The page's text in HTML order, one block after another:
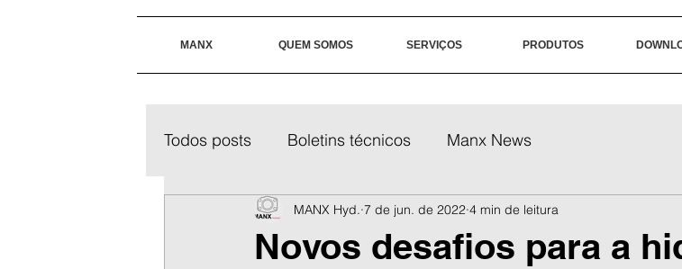
MANX QUEM SOMOS SERVIÇOS PRODUTOS
Todos posts Boletins técnicos Manx News
Novos desafios para a
MANX Hyd. 7 de jun. de 2022 4 min de leitura